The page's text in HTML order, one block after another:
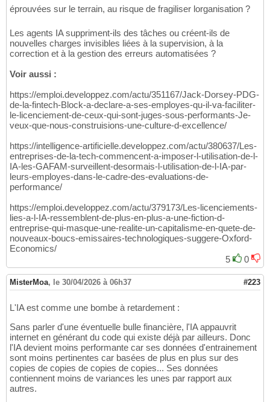
éprouvées sur le terrain, au risque de fragiliser lorganisation ?
Les agents IA suppriment-ils des tâches ou créent-ils de
nouvelles charges invisibles liées à la supervision, à la
correction et à la gestion des erreurs automatisées ?
Voir aussi :
https://emploi.developpez.com/actu/351167/Jack-Dorsey-PDG-
de-la-fintech-Block-a-declare-a-ses-employes-qu-il-va-faciliter-
le-licenciement-de-ceux-qui-sont-juges-sous-performants-Je-
veux-que-nous-construisions-une-culture-d-excellence/
https://intelligence-artificielle.developpez.com/actu/380637/Les-
entreprises-de-la-tech-commencent-a-imposer-l-utilisation-de-l-
IA-les-GAFAM-surveillent-desormais-l-utilisation-de-l-IA-par-
leurs-employes-dans-le-cadre-des-evaluations-de-
performance/
https://emploi.developpez.com/actu/379173/Les-licenciements-
lies-a-l-IA-ressemblent-de-plus-en-plus-a-une-fiction-d-
entreprise-qui-masque-une-realite-un-capitalisme-en-quete-de-
nouveaux-boucs-emissaires-technologiques-suggere-Oxford-
Economics/
5
0
MisterMoa, le 30/04/2026 à 06h37 #223
L'IA est comme une bombe à retardement :
Sans parler d'une éventuelle bulle financière, l'IA appauvrit
internet en générant du code qui existe déjà par ailleurs. Donc
l'IA devient moins performante car ses données d'entrainement
sont moins pertinentes car basées de plus en plus sur des
copies de copies de copies de copies... Ses données
contiennent moins de variances les unes par rapport aux
autres.